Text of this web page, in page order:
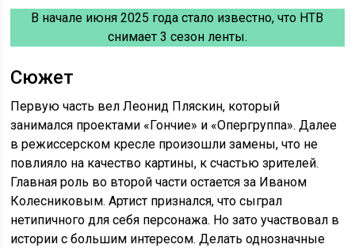
В начале июня 2025 года стало известно, что НТВ
снимает 3 сезон ленты.
Сюжет
Первую часть вел Леонид Пляскин, который
занимался проектами «Гончие» и «Опергруппа». Далее
в режиссерском кресле произошли замены, что не
повлияло на качество картины, к счастью зрителей.
Главная роль во второй части остается за Иваном
Колесниковым. Артист признался, что сыграл
нетипичного для себя персонажа. Но зато участвовал в
истории с большим интересом. Делать однозначные